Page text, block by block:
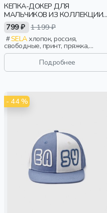
КЕПКА-ДОКЕР ДЛЯ
МАЛЬЧИКОВ ИЗ КОЛЛЕКЦИИ
ART PEOPLE С ANGRY
BROTHERS 11
799 ₽ 1 199 ₽
SELAхлопок, россия,
свободные, принт, пряжка,
винтаж, мальчики, дети
Подробнее
- 44 %